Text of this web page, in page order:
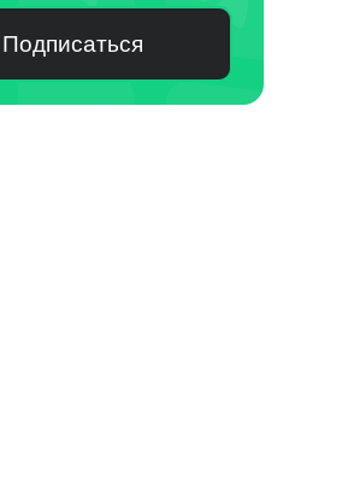
Подписаться